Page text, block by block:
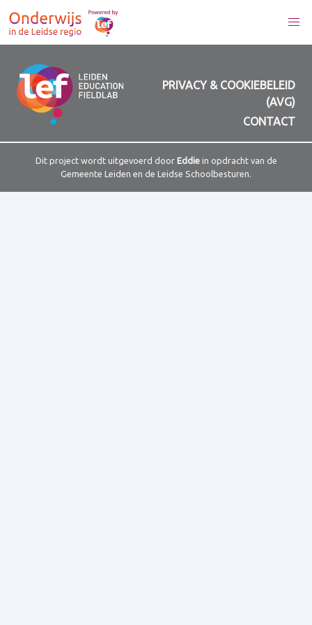
PRIVACY & COOKIEBELEID
(AVG)
CONTACT
Dit project wordt uitgevoerd door Eddiein opdracht van de
Gemeente Leiden en de Leidse Schoolbesturen.